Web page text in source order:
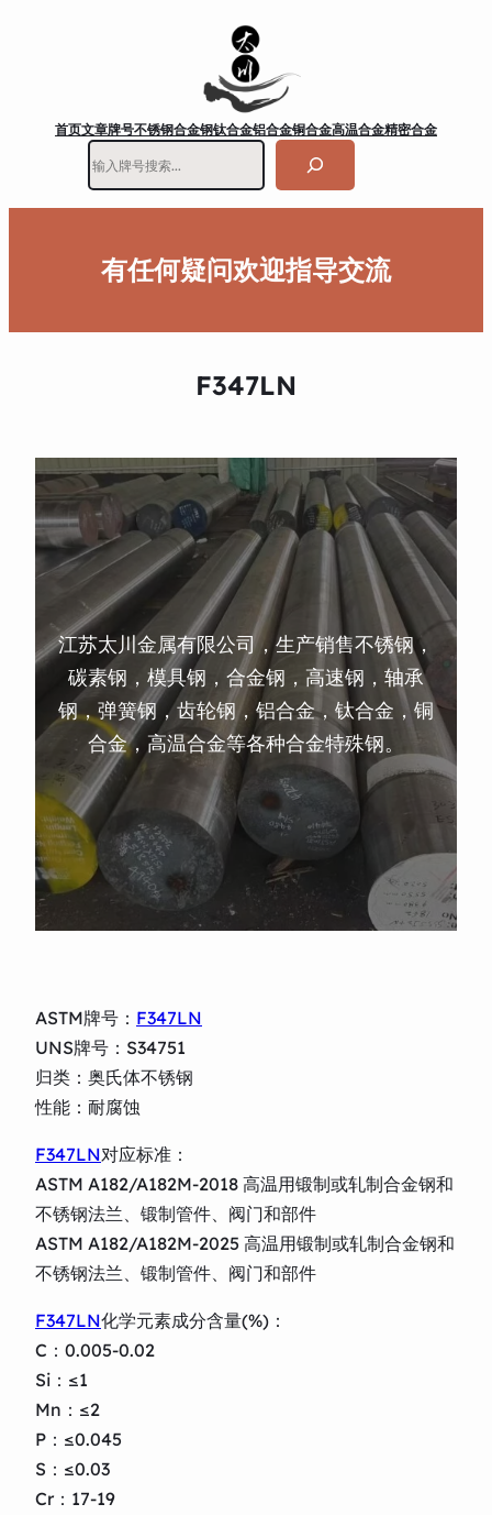
首页文章牌号不锈钢合金钢钛合金铝合金铜合金高温合金精密合金
有任何疑问欢迎指导交流
F347LN
江苏太川金属有限公司，生产销售不锈钢，
碳素钢，模具钢，合金钢，高速钢，轴承
钢，弹簧钢，齿轮钢，铝合金，钛合金，铜
合金，高温合金等各种合金特殊钢。
ASTM牌号： F347LN
UNS牌号：S34751
归类：奥氏体不锈钢
性能：耐腐蚀
F347LN对应标准：
ASTM A182/A182M-2018 高温用锻制或轧制合金钢和
不锈钢法兰、锻制管件、阀门和部件
ASTM A182/A182M-2025 高温用锻制或轧制合金钢和
不锈钢法兰、锻制管件、阀门和部件
F347LN化学元素成分含量(%)：
C：0.005-0.02
Si：≤1
Mn：≤2
P：≤0.045
S：≤0.03
Cr：17-19